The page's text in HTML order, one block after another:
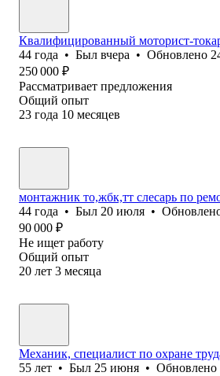
Квалифицированный моторист-
44 года • Был вчера • Обновлено
250 000 ₽
Рассматривает предложения
Общий опыт
23 года 10 месяцев
монтажник то,жбк,тт слесарь по
44 года • Был 20 июля •
90 000 ₽
Не ищет работу
Общий опыт
20 лет 3 месяца
Механик, специалист по охране
55 лет • Был 25 июня • Обновлено